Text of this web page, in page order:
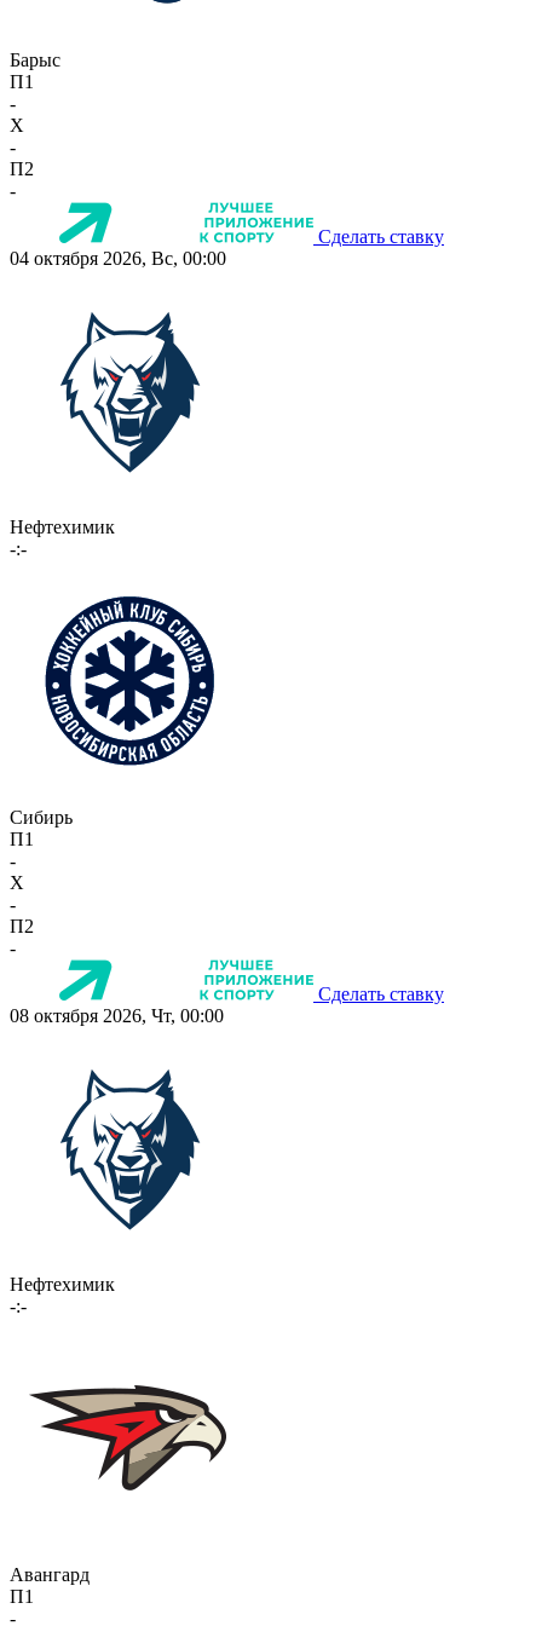
Барыс
П1
-
X
-
П2
-
Сделать ставку
04 октября 2026, Вс, 00:00
Нефтехимик
-:-
Сибирь
П1
-
X
-
П2
-
Сделать ставку
08 октября 2026, Чт, 00:00
Нефтехимик
-:-
Авангард
П1
-